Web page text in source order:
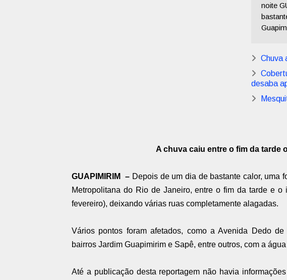
noite
Chuva
desaba
A chuva caiu entre o fim da tarde
GUAPIMIRIM – Depois de um dia de bastante calor, uma
Metropolitana do Rio de Janeiro, entre o fim da tarde e
fevereiro), deixando várias ruas completamente alagadas.
Vários pontos foram afetados, como a Avenida Dedo
bairros Jardim Guapimirim e Sapê, entre outros, com a
Até a publicação desta reportagem não havia